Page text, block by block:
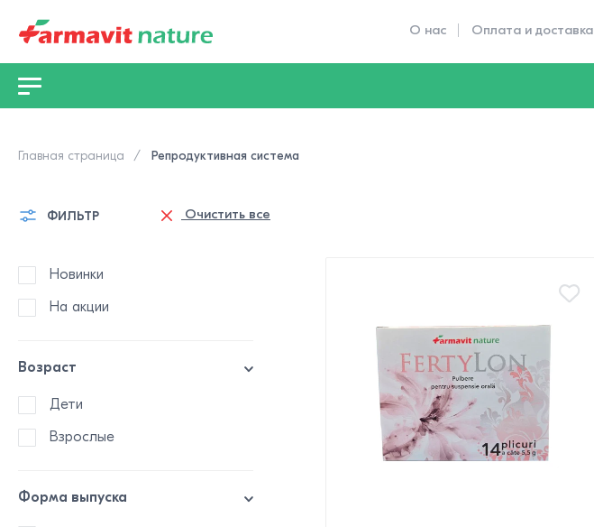
О нас Оплата и доставка
Главная страница Репродуктивная система
ФИЛЬТР Очистить все
Новинки
На акции
Возраст
Дети
Взрослые
Форма выпуска